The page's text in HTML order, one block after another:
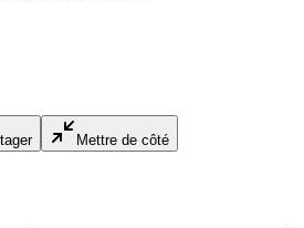
Mettre de côté